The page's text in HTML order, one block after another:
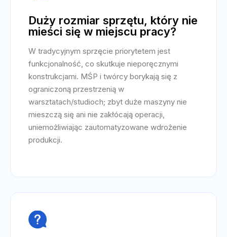
Duży rozmiar sprzętu, który nie
mieści się w miejscu pracy?
W tradycyjnym sprzęcie priorytetem jest
funkcjonalność, co skutkuje nieporęcznymi
konstrukcjami. MŚP i twórcy borykają się z
ograniczoną przestrzenią w
warsztatach/studioch; zbyt duże maszyny nie
mieszczą się ani nie zakłócają operacji,
uniemożliwiając zautomatyzowane wdrożenie
produkcji.
